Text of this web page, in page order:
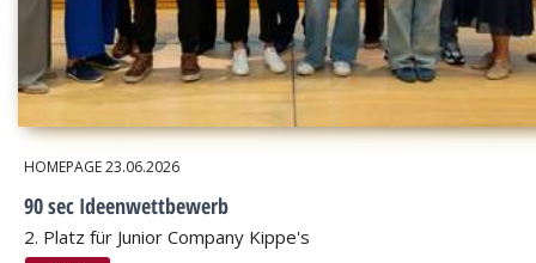
HOMEPAGE23.06.2026
90 sec Ideenwettbewerb
2. Platz für Junior Company Kippe's